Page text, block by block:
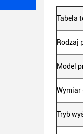
Tabela
Rodzaj
Model
Wymiar
Tryb